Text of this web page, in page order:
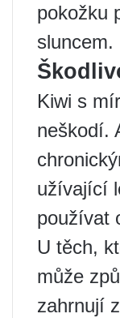
pokožku
sluncem.
Kiwi s
neškodí.
užívající
používat
U těch,
může
zahrnují